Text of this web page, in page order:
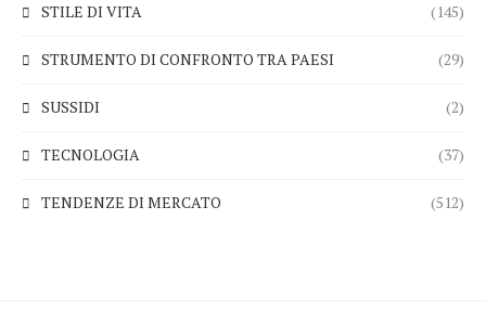
STILE DI VITA (145)
STRUMENTO DI CONFRONTO TRA PAESI (29)
SUSSIDI (2)
TECNOLOGIA (37)
TENDENZE DI MERCATO (512)